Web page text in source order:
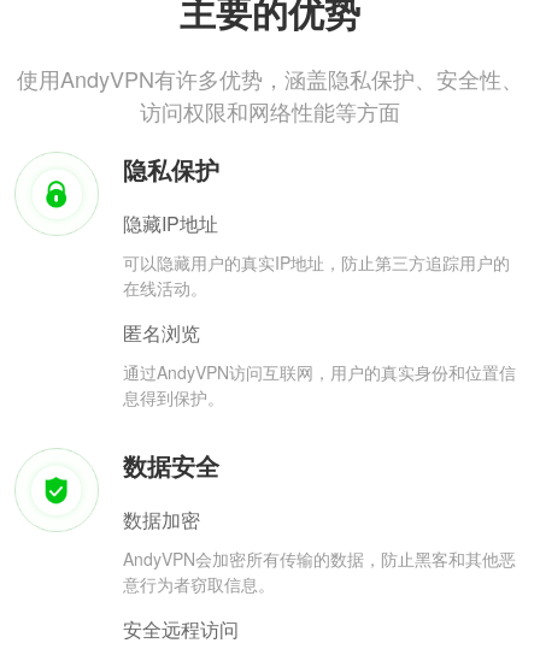
主要的优势
使用AndyVPN有许多优势，涵盖隐私保护、安全性、
访问权限和网络性能等方面
隐私保护
隐藏IP地址
可以隐藏用户的真实IP地址，防止第三方追踪用户的
在线活动。
匿名浏览
通过AndyVPN访问互联网，用户的真实身份和位置信
息得到保护。
数据安全
数据加密
AndyVPN会加密所有传输的数据，防止黑客和其他恶
意行为者窃取信息。
安全远程访问